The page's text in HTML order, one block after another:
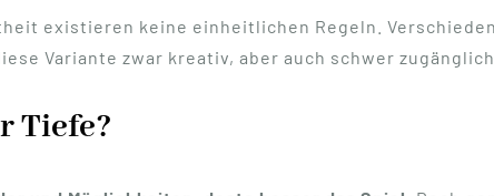
existieren keine einheitlichen Regeln.
Variante zwar kreativ, aber auch schwer
Tiefe?